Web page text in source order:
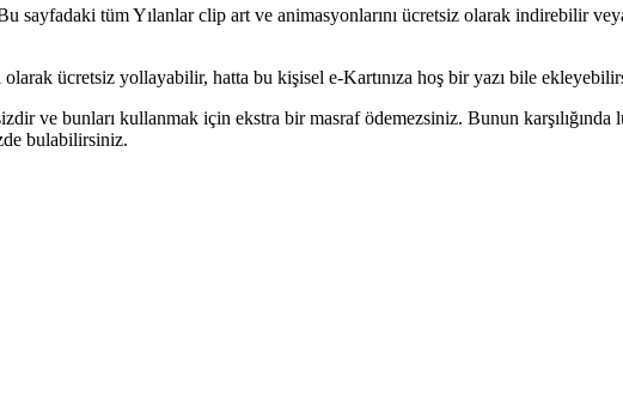
sayfadaki tüm Yılanlar clip art ve animasyonlarını ücretsiz olarak indirebilir
ücretsiz yollayabilir, hatta bu kişisel e-Kartınıza hoş bir yazı bile
ve bunları kullanmak için ekstra bir masraf ödemezsiniz. Bunun
bulabilirsiniz.